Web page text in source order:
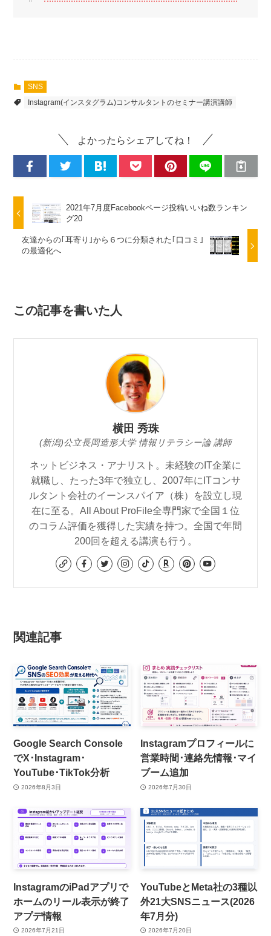
SNS
Instagram(インスタグラム)コンサルタントのセミナー講演講師
よかったらシェアしてね！
2021年7月度Facebookページ投稿いいね数ランキン
グ20
友達からの｢耳寄り｣から６つに分類された｢口コミ｣
の最適化へ
この記事を書いた人
横田 秀珠
(新潟)公立長岡造形大学 情報リテラシー論 講師
ネットビジネス・アナリスト。未経験のIT企業に
就職し、たった3年で独立し、2007年にITコンサ
ルタント会社のイーンスパイア（株）を設立し現
在に至る。All About ProFile全専門家で全国１位
のコラム評価を獲得した実績を持つ。全国で年間
200回を超える講演も行う。
関連記事
Google Search Console
でX･Instagram･
YouTube･TikTok分析
2026年8月3日
Instagramプロフィールに
営業時間･連絡先情報･マイ
ブーム追加
2026年7月30日
InstagramのiPadアプリで
ホームのリール表示が終了
アプデ情報
2026年7月21日
YouTubeとMeta社の3種以
外21大SNSニュース(2026
年7月分)
2026年7月20日